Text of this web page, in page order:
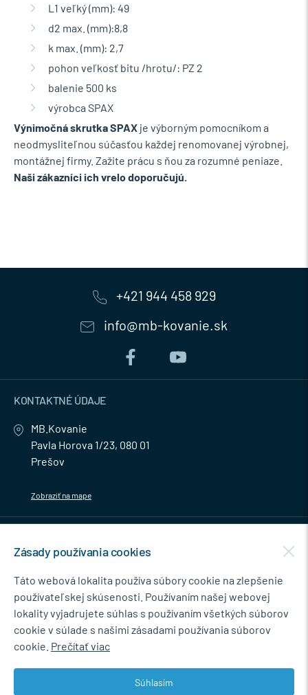
L1 veľký (mm): 49
d2 max. (mm):8,8
k max. (mm): 2,7
pohon veľkosť bitu /hrotu/: PZ 2
balenie 500 ks
výrobca SPAX
Výnimočná skrutka SPAX je výborným pomocníkom a
neodmysliteľnou súčasťou každej renomovanej výrobnej,
montážnej firmy. Zažite prácu s ňou za rozumné peniaze.
Naši zákazníci ich vrelo doporučujú.
+421 944 458 929
info@mb-kovanie.sk
KONTAKTNÉ ÚDAJE
MB.Kovanie
Pavla Horova 1/23, 080 01
Prešov
Zobraziť na mape
NEWSLETTER
Súhlasím so spracovaním osobných údajov pre marketingové účely.
Zásady ochrany osobných údajov
Zásady používania cookies
Táto webová lokalita používa súbory cookie na zlepšenie
používateľskej skúsenosti. Používaním našej webovej
lokality vyjadrujete súhlas s používaním všetkých súborov
cookie v súlade s našimi zásadami používania súborov
cookie. Prečítať viac
Súhlasím